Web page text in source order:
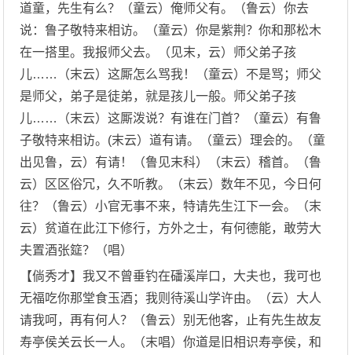
道童，先生有么？（童云）俺师父有。（鲁云）你去
说：鲁子敬特来相访。（童云）你是紫荆？你和那松木
在一搭里。我报师父去。（见末，云）师父弟子孩
儿……（末云）这厮怎么骂我！（童云）不是骂；师父
是师父，弟子是徒弟，就是孩儿一般。师父弟子孩
儿……（末云）这厮泼说？有谁在门首？（童云）有鲁
子敬特来相访。(末云）道有请。（童云）理会的。（童
出见鲁，云）有请！（鲁见末科）（末云）稽首。（鲁
云）区区俗冗，久不听教。（末云）数年不见，今日何
往？（鲁云）小官无事不来，特请先生江下一会。（末
云）贫道在此江下修行，方外之士，有何德能，敢劳大
夫置酒张筵？（唱）
【倘秀才】我又不曾垂钓在磻溪岸口，大夫也，我可也
无福吃你那堂食玉酒；我则待溪山学许由。（云）大人
请我呵，再有何人？（鲁云）别无他客，止有先生故友
寿亭侯关云长一人。（末唱）你道是旧相识寿亭侯，和